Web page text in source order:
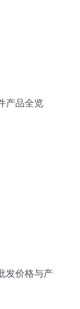
产品全览
发价格与产